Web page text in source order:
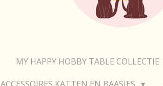
MY HAPPY HOBBY TABLE COLLECTIE